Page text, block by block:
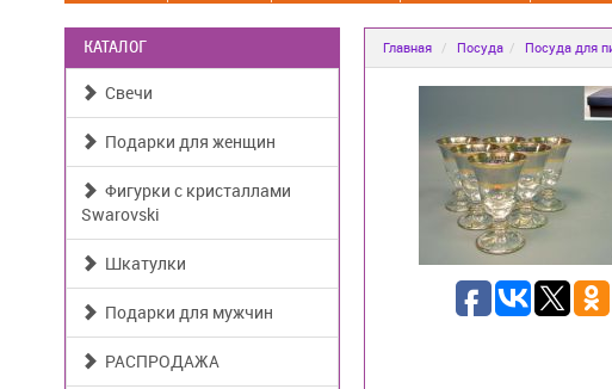
КАТАЛОГ
Свечи
Подарки для женщин
Фигурки с кристаллами
Swarovski
Шкатулки
Подарки для мужчин
РАСПРОДАЖА
Главная Посуда Посуда для